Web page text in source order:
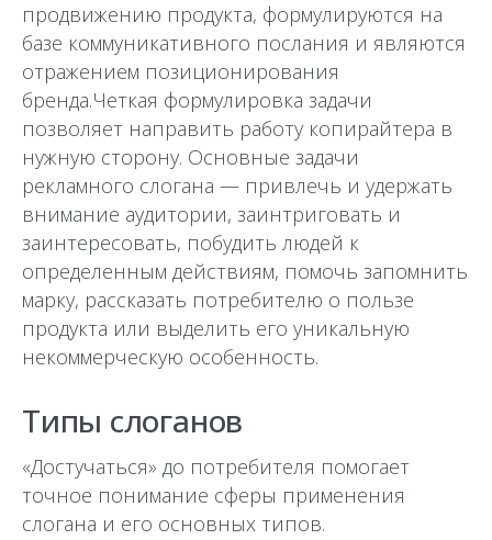
продвижению продукта, формулируются на
базе коммуникативного послания и являются
отражением позиционирования
бренда.Четкая формулировка задачи
позволяет направить работу копирайтера в
нужную сторону. Основные задачи
рекламного слогана — привлечь и удержать
внимание аудитории, заинтриговать и
заинтересовать, побудить людей к
определенным действиям, помочь запомнить
марку, рассказать потребителю о пользе
продукта или выделить его уникальную
некоммерческую особенность.
Типы слоганов
«Достучаться» до потребителя помогает
точное понимание сферы применения
слогана и его основных типов.